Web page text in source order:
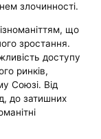
злочинності.
що
зростання.
доступу
ринків,
Союзі. Від
до затишних